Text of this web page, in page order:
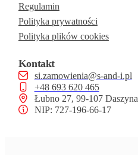
Regulamin
Polityka prywatności
Polityka plików cookies
Kontakt
si.zamowienia@s-and-i.pl
+48 693 620 465
Łubno 27, 99-107 Daszyna
NIP: 727-196-66-17